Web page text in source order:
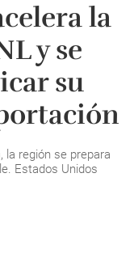
la
y se
su
la región se prepara
Estados Unidos